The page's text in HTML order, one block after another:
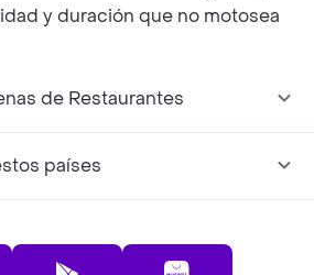
y duración que no motosea
de Restaurantes
países